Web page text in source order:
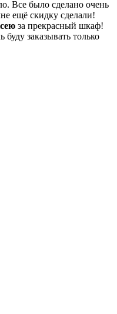
Все было сделано очень
ещё скидку сделали!
за прекрасный шкаф!
заказывать только